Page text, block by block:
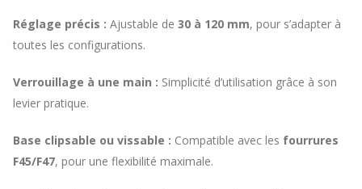
Réglage précis : Ajustable de 30 à 120 mm, pour s’adapter à
toutes les configurations.
Verrouillage à une main : Simplicité d’utilisation grâce à son
levier pratique.
Base clipsable ou vissable : Compatible avec les fourrures
F45/F47, pour une flexibilité maximale.